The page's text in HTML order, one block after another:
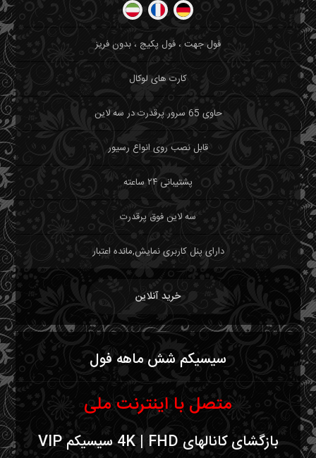
فول جهت ، فول پکیج ، بدون فریز
کارت های لوکال
حاوی 65 سرور پرقدرت در سه لاین
قابل نصب روی انواع رسیور
پشتیبانی ۲۴ ساعته
سه لاین فوق پرقدرت
دارای پنل کاربری نمایش,مانده اعتبار
خرید آنلاین
سیسیکم شش ماهه فول
متصل با اینترنت ملی
بازگشای کانالهای 4K | FHD سیسیکم VIP